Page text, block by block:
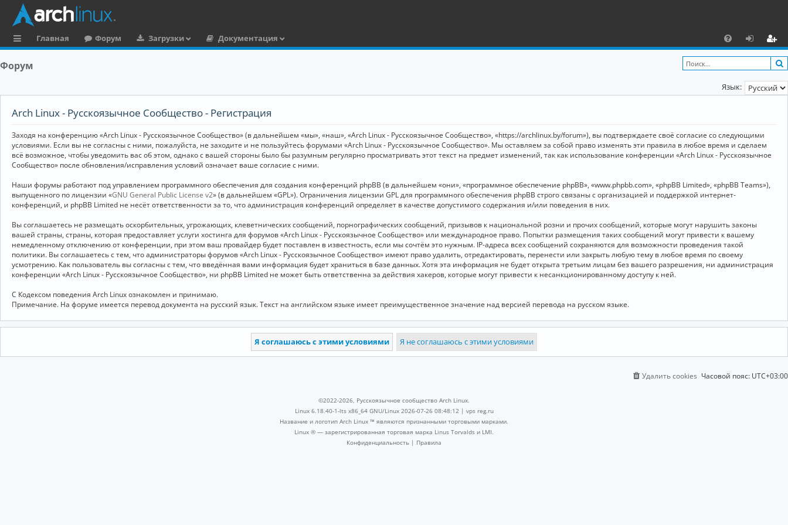
ы
к
Главная Форум Загрузки
Документация
F
A
Q
х
о
д
ег
и
ст
и
Форум
Язык:
Arch Linux - Русскоязычное Сообщество - Регистрация
Заходя на конференцию «Arch Linux - Русскоязычное Сообщество» (в дальнейшем «мы», «наш», «Arch Linux - Русскоязычное Сообщество», «https://archlinux.by/forum»), вы подтверждаете своё согласие со следующими
условиями. Если вы не согласны с ними, пожалуйста, не заходите и не пользуйтесь форумами «Arch Linux - Русскоязычное Сообщество». Мы оставляем за собой право изменять эти правила в любое время и сделаем
всё возможное, чтобы уведомить вас об этом, однако с вашей стороны было бы разумным регулярно просматривать этот текст на предмет изменений, так как использование конференции «Arch Linux - Русскоязычное
Сообщество» после обновления/исправления условий означает ваше согласие с ними.
Наши форумы работают под управлением программного обеспечения для создания конференций phpBB (в дальнейшем «они», «программное обеспечение phpBB», «www.phpbb.com», «phpBB Limited», «phpBB Teams»),
выпущенного по лицензии «GNU General Public License v2» (в дальнейшем «GPL»). Ограничения лицензии GPL для программного обеспечения phpBB строго связаны с организацией и поддержкой интернет-
конференций, и phpBB Limited не несёт ответственности за то, что администрация конференций определяет в качестве допустимого содержания и/или поведения в них.
Вы соглашаетесь не размещать оскорбительных, угрожающих, клеветнических сообщений, порнографических сообщений, призывов к национальной розни и прочих сообщений, которые могут нарушить законы
вашей страны, страны, которая предоставляет услуги хостинга для форумов «Arch Linux - Русскоязычное Сообщество» или международное право. Попытки размещения таких сообщений могут привести к вашему
немедленному отключению от конференции, при этом ваш провайдер будет поставлен в известность, если мы сочтём это нужным. IP-адреса всех сообщений сохраняются для возможности проведения такой
политики. Вы соглашаетесь с тем, что администраторы форумов «Arch Linux - Русскоязычное Сообщество» имеют право удалить, отредактировать, перенести или закрыть любую тему в любое время по своему
усмотрению. Как пользователь вы согласны с тем, что введённая вами информация будет храниться в базе данных. Хотя эта информация не будет открыта третьим лицам без вашего разрешения, ни администрация
конференции «Arch Linux - Русскоязычное Сообщество», ни phpBB Limited не может быть ответственна за действия хакеров, которые могут привести к несанкционированному доступу к ней.
С Кодексом поведения Arch Linux ознакомлен и принимаю.
Примечание. На форуме имеется перевод документа на русский язык. Текст на английском языке имеет преимущественное значение над версией перевода на русском языке.
Часовой пояс: UTC+03:00
Удалить cookies
©2022-2026, Русскоязычное сообщество Arch Linux.
Linux 6.18.40-1-lts x86_64 GNU/Linux 2026-07-26 08:48:12 | vps reg.ru
Название и логотип Arch Linux ™ являются признанными торговыми марками.
Linux ® — зарегистрированная торговая марка Linus Torvalds и LMI.
Конфиденциальность | Правила